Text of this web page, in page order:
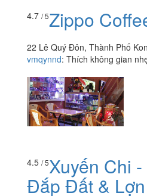
4.7 / 5Zippo
22 Lê Quý Đôn, Thành Phố
vmqynnd: Thích không gian
4.5 / 5Xuyến Chi
Đắp Đất &